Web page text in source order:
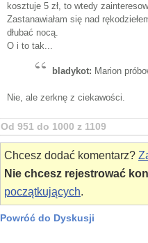
kosztuje 5 zł, to wtedy
Zastanawiałam się nad
dłubać nocą.
O i to tak...
bladykot: Marion
Nie, ale zerknę z ciekawości.
Od 951 do 1000 z 1109
Chcesz dodać komentarz?
Nie chcesz rejestrować
początkujących.
Powróć do Dyskusji